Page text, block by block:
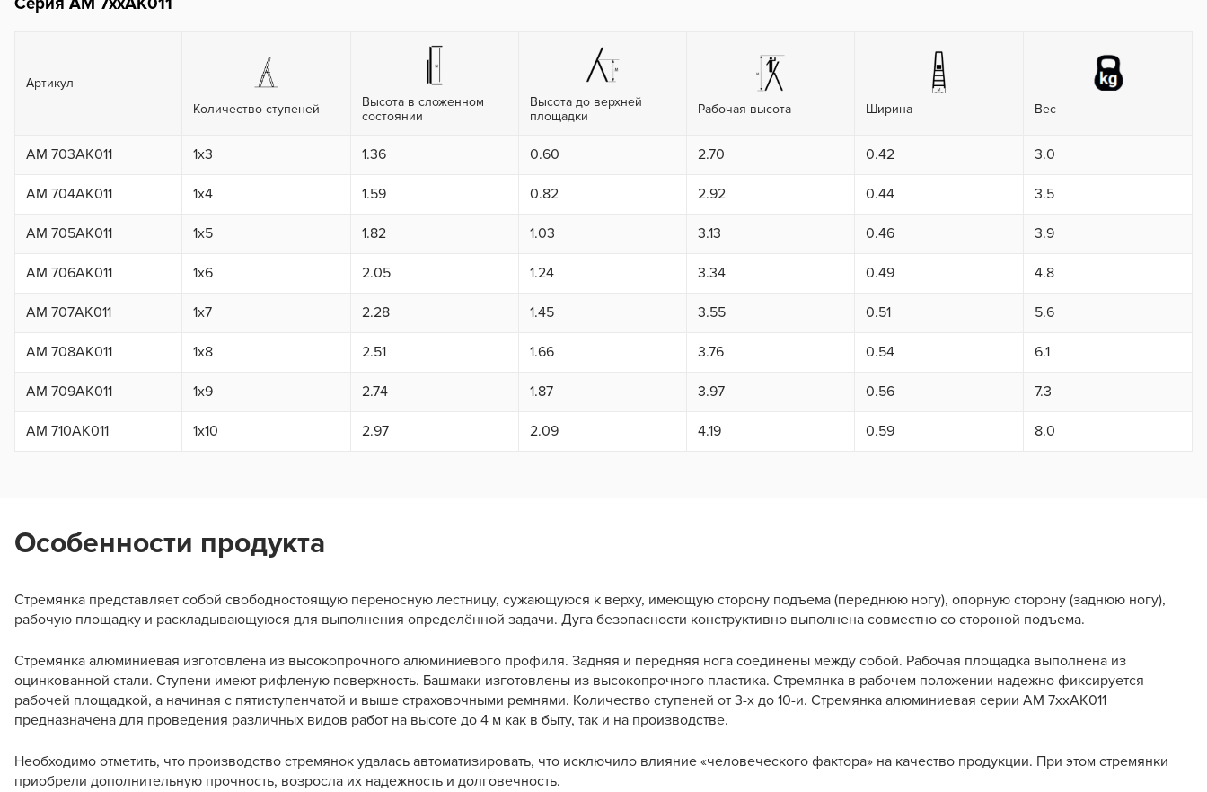
Серия АМ 7xxAK011
Артикул
Количество ступеней
Высота в сложенном
состоянии
Высота до верхней
площадки
Рабочая высота Ширина Вес
AM 703AK011 1x3 1.36 0.60 2.70 0.42 3.0
AM 704AK011 1x4 1.59 0.82 2.92 0.44 3.5
AM 705AK011 1x5 1.82 1.03 3.13 0.46 3.9
AM 706AK011 1x6 2.05 1.24 3.34 0.49 4.8
AM 707AK011 1x7 2.28 1.45 3.55 0.51 5.6
AM 708AK011 1x8 2.51 1.66 3.76 0.54 6.1
AM 709AK011 1x9 2.74 1.87 3.97 0.56 7.3
AM 710AK011 1x10 2.97 2.09 4.19 0.59 8.0
Особенности продукта
Стремянка представляет собой свободностоящую переносную лестницу, сужающуюся к верху, имеющую сторону подъема (переднюю ногу), опорную сторону (заднюю ногу),
рабочую площадку и раскладывающуюся для выполнения определённой задачи. Дуга безопасности конструктивно выполнена совместно со стороной подъема.
Стремянка алюминиевая изготовлена из высокопрочного алюминиевого профиля. Задняя и передняя нога соединены между собой. Рабочая площадка выполнена из
оцинкованной стали. Ступени имеют рифленую поверхность. Башмаки изготовлены из высокопрочного пластика. Стремянка в рабочем положении надежно фиксируется
рабочей площадкой, а начиная с пятиступенчатой и выше страховочными ремнями. Количество ступеней от 3-х до 10-и. Стремянка алюминиевая серии АМ 7xxAK011
предназначена для проведения различных видов работ на высоте до 4 м как в быту, так и на производстве.
Необходимо отметить, что производство стремянок удалась автоматизировать, что исключило влияние «человеческого фактора» на качество продукции. При этом стремянки
приобрели дополнительную прочность, возросла их надежность и долговечность.